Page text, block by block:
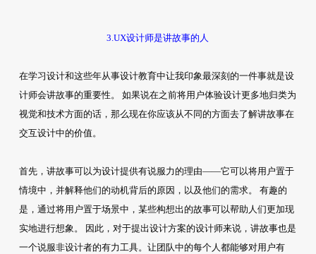
3.UX设计师是讲故事的人
在学习设计和这些年从事设计教育中让我印象最深刻的一件事就是设
计师会讲故事的重要性。 如果说在之前将用户体验设计更多地归类为
视觉和技术方面的话，那么现在你应该从不同的方面去了解讲故事在
交互设计中的价值。
首先，讲故事可以为设计提供有说服力的理由——它可以将用户置于
情境中，并解释他们的动机背后的原因，以及他们的需求。 有趣的
是，通过将用户置于场景中，某些构想出的故事可以帮助人们更加现
实地进行想象。 因此，对于提出设计方案的设计师来说，讲故事也是
一个说服非设计者的有力工具。让团队中的每个人都能够对用户有